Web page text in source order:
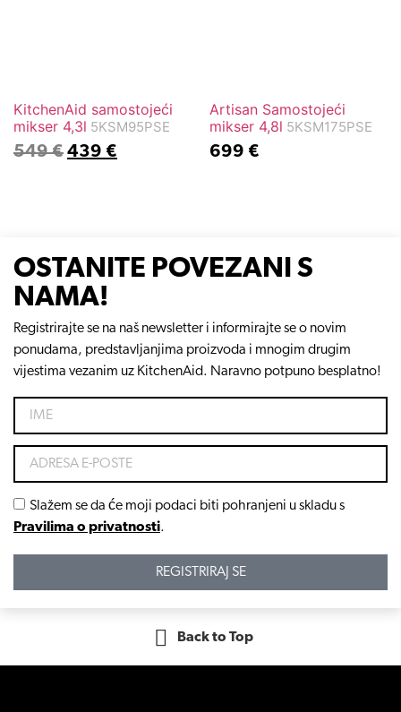
KitchenAid samostojeći
mikser 4,3l 5KSM95PSE
549€ 439 €
Artisan Samostojeći
mikser 4,8l 5KSM175PSE
699 €
OSTANITE POVEZANI S
NAMA!
Registrirajte se na naš newsletter i informirajte se o novim
ponudama, predstavljanjima proizvoda i mnogim drugim
vijestima vezanim uz KitchenAid. Naravno potpuno besplatno!
Slažem se da će moji podaci biti pohranjeni u skladu s
Pravilima o privatnosti.
REGISTRIRAJ SE
Back to Top